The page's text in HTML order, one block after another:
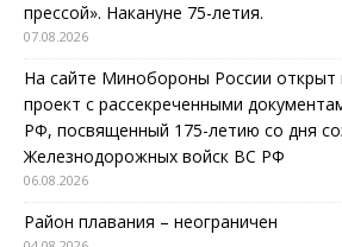
прессой». Накануне 75-летия.
07.08.2026
На сайте Минобороны России открыт
проект с рассекреченными
РФ, посвященный 175-летию со дня
Железнодорожных войск ВС РФ
06.08.2026
Район плавания – неограничен